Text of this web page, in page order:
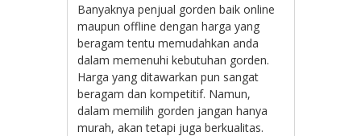
Banyaknya penjual gorden baik online
maupun offline dengan harga yang
beragam tentu memudahkan anda
dalam memenuhi kebutuhan gorden.
Harga yang ditawarkan pun sangat
beragam dan kompetitif. Namun,
dalam memilih gorden jangan hanya
murah, akan tetapi juga berkualitas.